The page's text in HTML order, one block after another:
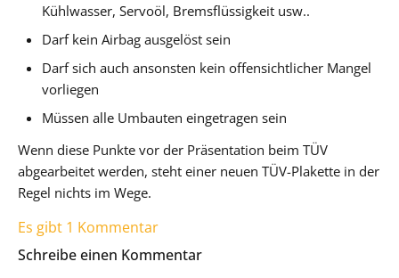
Kühlwasser, Servoöl, Bremsflüssigkeit usw..
Darf kein Airbag ausgelöst sein
Darf sich auch ansonsten kein offensichtlicher Mangel
vorliegen
Müssen alle Umbauten eingetragen sein
Wenn diese Punkte vor der Präsentation beim TÜV
abgearbeitet werden, steht einer neuen TÜV-Plakette in der
Regel nichts im Wege.
Es gibt 1 Kommentar
Schreibe einen Kommentar